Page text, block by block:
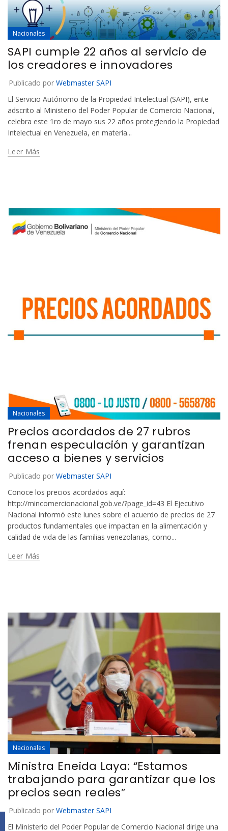
Nacionales
SAPI cumple 22 años al servicio de
los creadores e innovadores
Publicado por Webmaster SAPI
El Servicio Autónomo de la Propiedad Intelectual (SAPI), ente
adscrito al Ministerio del Poder Popular de Comercio Nacional,
celebra este 1ro de mayo sus 22 años protegiendo la Propiedad
Intelectual en Venezuela, en materia...
Leer Más
Nacionales
Precios acordados de 27 rubros
frenan especulación y garantizan
acceso a bienes y servicios
Publicado por Webmaster SAPI
Conoce los precios acordados aquí:
http://mincomercionacional.gob.ve/?page_id=43 El Ejecutivo
Nacional informó este lunes sobre el acuerdo de precios de 27
productos fundamentales que impactan en la alimentación y
calidad de vida de las familias venezolanas, como...
Leer Más
Nacionales
Ministra Eneida Laya: “Estamos
trabajando para garantizar que los
precios sean reales”
Publicado por Webmaster SAPI
El Ministerio del Poder Popular de Comercio Nacional dirige una
Facebook